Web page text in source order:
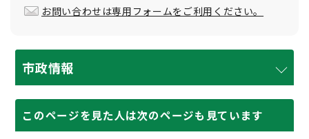
お問い合わせは専用フォームをご利用ください。
市政情報
このページを見た人は次のページも見ています